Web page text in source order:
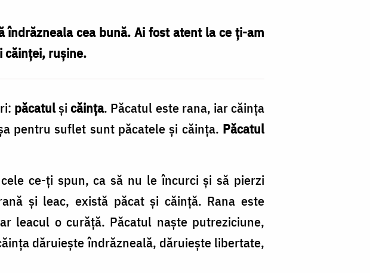
cea bună. Ai fost atent la ce ţi-am
căinţei, ruşine.
păcatulşicăinţa. Păcatul este rana, iar căinţa
pentru suflet sunt păcatele şi căinţa. Păcatul
ce-ţi spun, ca să nu le încurci şi să pierzi
şi leac, există păcat şi căinţă. Rana este
leacul o curăţă. Păcatul naşte putreziciune,
dăruieşte îndrăzneală, dăruieşte libertate,